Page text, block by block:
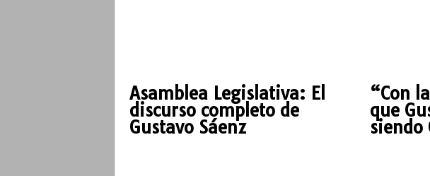
Asamblea Legislativa: El
discurso completo de
Gustavo Sáenz
“Con
que
siendo